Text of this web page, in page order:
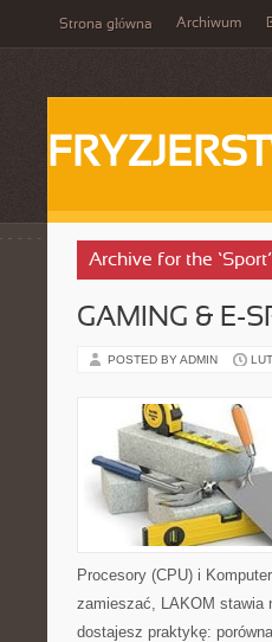
Strona główna Archiwum
Archive for the
GAMING & E-
POSTED BY ADMIN
Procesory (CPU) i
zamieszać, LAKOM stawia
dostajesz praktykę: